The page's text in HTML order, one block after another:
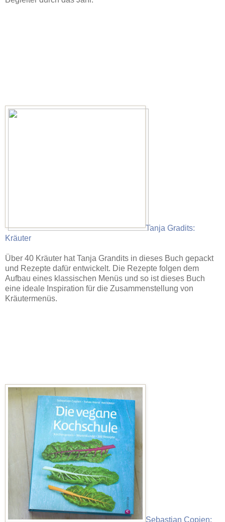
Tanja Gradits:
Kräuter
Über 40 Kräuter hat Tanja Grandits in dieses Buch gepackt
und Rezepte dafür entwickelt. Die Rezepte folgen dem
Aufbau eines klassischen Menüs und so ist dieses Buch
eine ideale Inspiration für die Zusammenstellung von
Kräutermenüs.
Sebastian Copien: